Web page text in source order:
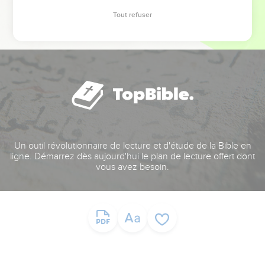
Un outil révolutionnaire de lecture et d'étude de la Bible en
ligne. Démarrez dès aujourd'hui le plan de lecture offert dont
vous avez besoin.
Tout refuser